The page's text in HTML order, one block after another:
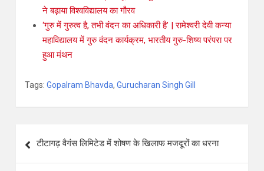
ने बढ़ाया विश्वविद्यालय का गौरव
‘गुरु में गुरुत्व है, तभी वंदन का अधिकारी है’ | रामेश्वरी देवी कन्या
महाविद्यालय में गुरु वंदन कार्यक्रम, भारतीय गुरु-शिष्य परंपरा पर
हुआ मंथन
Tags: Gopalram Bhavda, Gurucharan Singh Gill
टीटागढ़ वैगंस लिमिटेड में शोषण के खिलाफ मजदूरों का धरना